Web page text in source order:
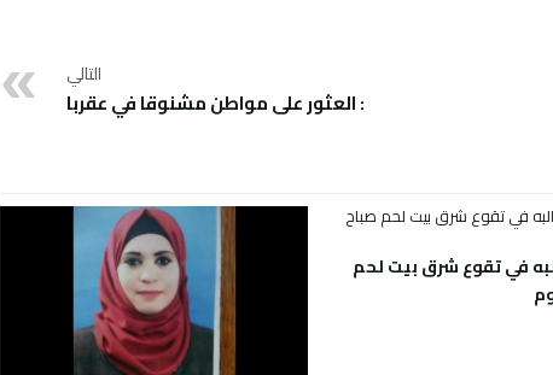
التالي
: العثور على مواطن مشنوقا في عقربا
في تقوع شرق بيت لحم